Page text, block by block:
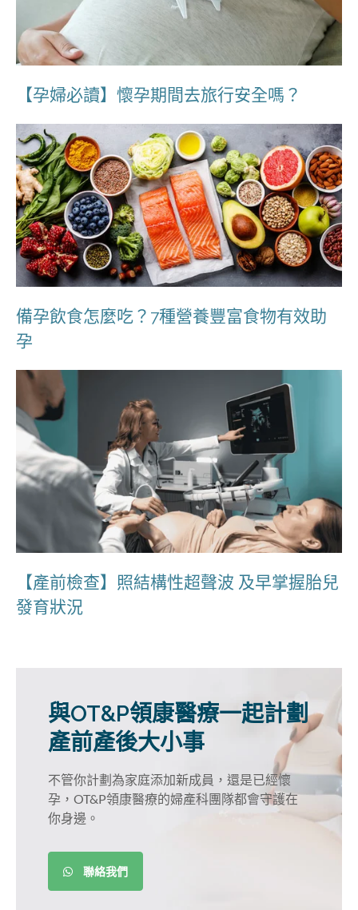
【孕婦必讀】懷孕期間去旅行安全嗎？
備孕飲食怎麼吃？7種營養豐富食物有效助
孕
【產前檢查】照結構性超聲波 及早掌握胎兒
發育狀況
與OT&P領康醫療一起計劃
產前產後大小事
不管你計劃為家庭添加新成員，還是已經懷
孕，OT&P領康醫療的婦產科團隊都會守護在
你身邊。
聯絡我們